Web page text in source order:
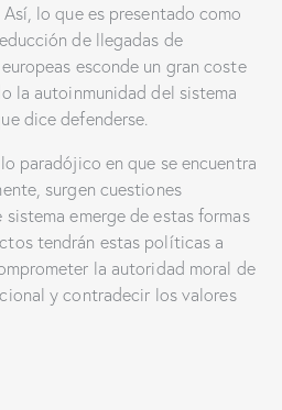
lo que es presentado como
de llegadas de
esconde un gran coste
la autoinmunidad del sistema
dice defenderse.
paradójico en que se encuentra
surgen cuestiones
emerge de estas formas
tendrán estas políticas a
la autoridad moral de
y contradecir los valores